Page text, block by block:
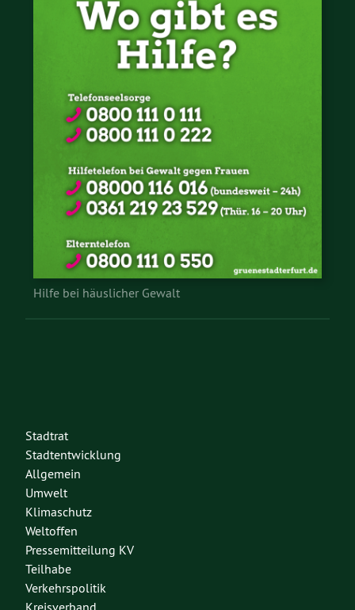
Hilfe bei häuslicher Gewalt
Stadtrat
Stadtentwicklung
Allgemein
Umwelt
Klimaschutz
Weltoffen
Pressemitteilung KV
Teilhabe
Verkehrspolitik
Kreisverband